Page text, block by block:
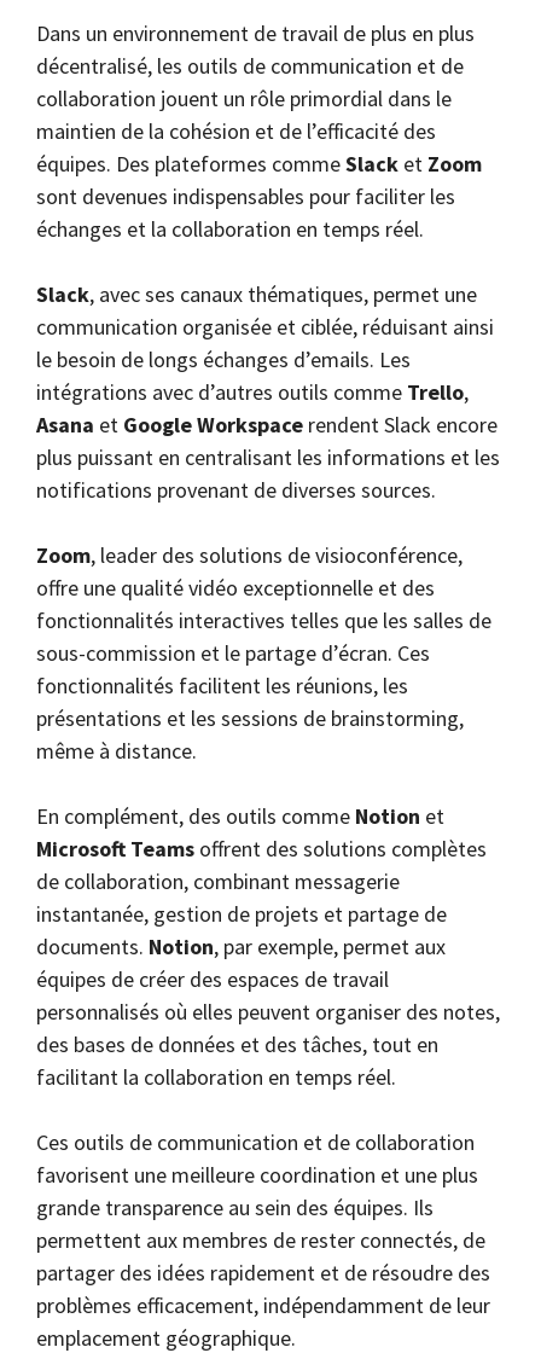
Dans un environnement de travail de plus en plus
décentralisé, les outils de communication et de
collaboration jouent un rôle primordial dans le
maintien de la cohésion et de l’efficacité des
équipes. Des plateformes commeSlack et Zoom
sont devenues indispensables pour faciliter les
échanges et la collaboration en temps réel.
Slack, avec ses canaux thématiques, permet une
communication organisée et ciblée, réduisant ainsi
le besoin de longs échanges d’emails. Les
intégrations avec d’autres outils comme Trello,
Asana et Google Workspace rendent Slack encore
plus puissant en centralisant les informations et les
notifications provenant de diverses sources.
Zoom, leader des solutions de visioconférence,
offre une qualité vidéo exceptionnelle et des
fonctionnalités interactives telles que les salles de
sous-commission et le partage d’écran. Ces
fonctionnalités facilitent les réunions, les
présentations et les sessions de brainstorming,
même à distance.
En complément, des outils comme Notion et
Microsoft Teams offrent des solutions complètes
de collaboration, combinant messagerie
instantanée, gestion de projets et partage de
documents. Notion, par exemple, permet aux
équipes de créer des espaces de travail
personnalisés où elles peuvent organiser des notes,
des bases de données et des tâches, tout en
facilitant la collaboration en temps réel.
Ces outils de communication et de collaboration
favorisent une meilleure coordination et une plus
grande transparence au sein des équipes. Ils
permettent aux membres de rester connectés, de
partager des idées rapidement et de résoudre des
problèmes efficacement, indépendamment de leur
emplacement géographique.